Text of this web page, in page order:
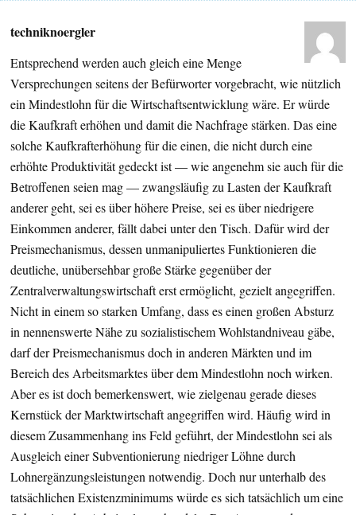
techniknoergler
Entsprechend werden auch gleich eine Menge
Versprechungen seitens der Befürworter vorgebracht, wie nützlich
ein Mindestlohn für die Wirtschaftsentwicklung wäre. Er würde
die Kaufkraft erhöhen und damit die Nachfrage stärken. Das eine
solche Kaufkrafterhöhung für die einen, die nicht durch eine
erhöhte Produktivität gedeckt ist — wie angenehm sie auch für die
Betroffenen seien mag — zwangsläufig zu Lasten der Kaufkraft
anderer geht, sei es über höhere Preise, sei es über niedrigere
Einkommen anderer, fällt dabei unter den Tisch. Dafür wird der
Preismechanismus, dessen unmanipuliertes Funktionieren die
deutliche, unübersehbar große Stärke gegenüber der
Zentralverwaltungswirtschaft erst ermöglicht, gezielt angegriffen.
Nicht in einem so starken Umfang, dass es einen großen Absturz
in nennenswerte Nähe zu sozialistischem Wohlstandniveau gäbe,
darf der Preismechanismus doch in anderen Märkten und im
Bereich des Arbeitsmarktes über dem Mindestlohn noch wirken.
Aber es ist doch bemerkenswert, wie zielgenau gerade dieses
Kernstück der Marktwirtschaft angegriffen wird. Häufig wird in
diesem Zusammenhang ins Feld geführt, der Mindestlohn sei als
Ausgleich einer Subventionierung niedriger Löhne durch
Lohnergänzungsleistungen notwendig. Doch nur unterhalb des
tatsächlichen Existenzminimums würde es sich tatsächlich um eine